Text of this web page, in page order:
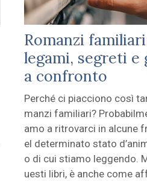
Romanzi
legami, segreti e
a confronto
Perché ci piacciono così
manzi familiari?
amo a ritrovarci in alcune
el determinato stato
o di cui stiamo leggendo.
uesti libri, è anche come